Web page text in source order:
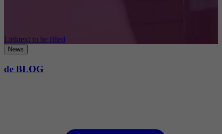
Linktext to be filled
News
de BLOG